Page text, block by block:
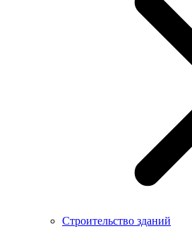
Строительство зданий